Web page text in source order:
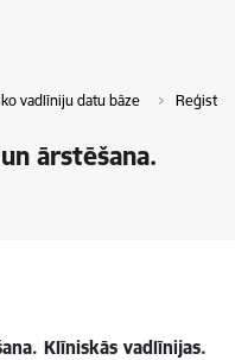
vadlīniju datu bāze
ārstēšana.
Klīniskās vadlīnijas.